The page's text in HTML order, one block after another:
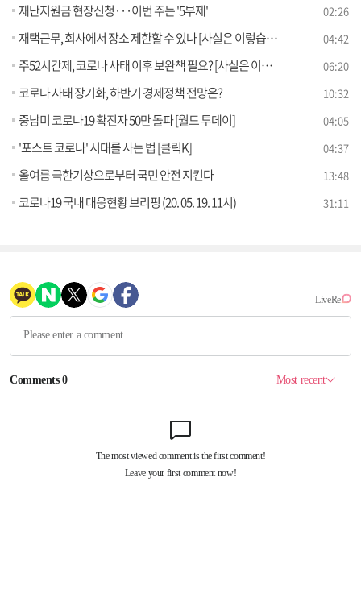
재난지원금 현장신청···이번 주는 '5부제' 02:26
재택근무, 회사에서 장소 제한할 수 있나 [사실은 이렇습니다] 04:42
주52시간제, 코로나 사태 이후 보완책 필요? [사실은 이렇습니다] 06:20
코로나 사태 장기화, 하반기 경제정책 전망은? 10:32
중남미 코로나19 확진자 50만 돌파 [월드 투데이] 04:05
'포스트 코로나' 시대를 사는 법 [클릭K] 04:37
올여름 극한기상으로부터 국민 안전 지킨다 13:48
코로나19 국내 대응현황 브리핑 (20. 05. 19. 11시) 31:11